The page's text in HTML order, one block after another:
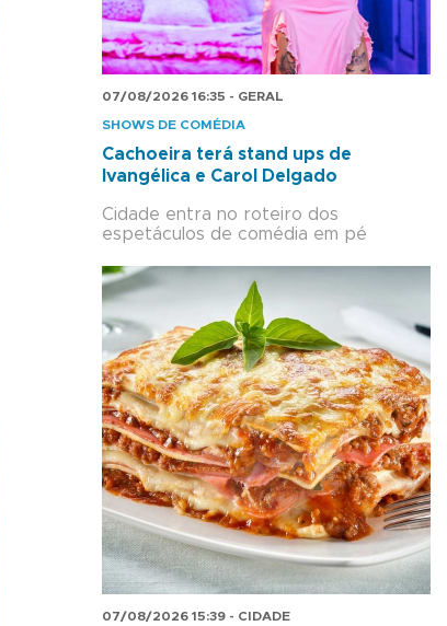
07/08/2026 16:35 - GERAL
SHOWS DE COMÉDIA
Cachoeira terá stand ups de
Ivangélica e Carol Delgado
Cidade entra no roteiro dos
espetáculos de comédia em pé
07/08/2026 15:39 - CIDADE